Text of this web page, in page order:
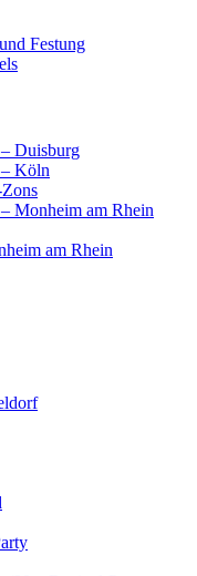
Festung
Duisburg
Köln
Monheim am Rhein
am Rhein